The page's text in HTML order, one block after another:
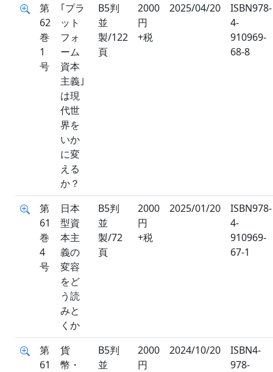
第
62
巻
1
号
｢プラ
ット
フォ
ーム
資本
主義｣
は現
代世
界を
いか
に変
える
か？
B5判
並
製/122
頁
2000
円
+税
2025/04/20
ISBN978-
4-
910969-
68-8
第
61
巻
4
号
日本
型資
本主
義の
変容
をど
う読
みと
くか
B5判
並
製/72
頁
2000
円
+税
2025/01/20
ISBN978-
4-
910969-
67-1
第
61
貨
幣・
B5判
並
2000
円
2024/10/20
ISBN4-
978-